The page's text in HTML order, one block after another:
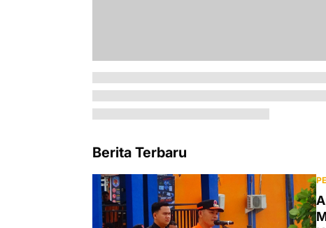
Berita Terbaru